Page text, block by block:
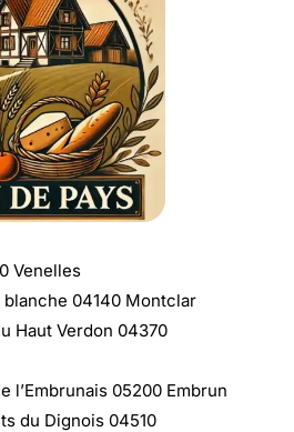
Venelles
blanche 04140 Montclar
Haut Verdon 04370
l’Embrunais 05200 Embrun
du Dignois 04510